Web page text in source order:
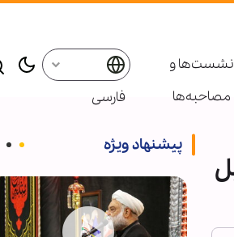
نشست‌ها و
مصاحبه‌ها
فارسی
پیشنهاد ویژه